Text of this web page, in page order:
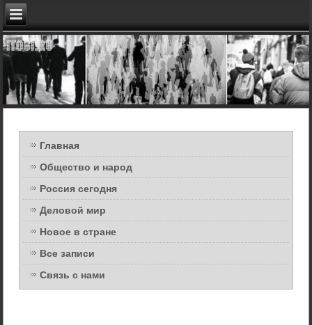
Главная
Общество и народ
Россия сегодня
Деловой мир
Новое в стране
Все записи
Связь с нами